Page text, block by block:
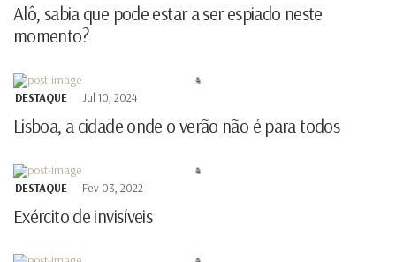
Alô, sabia que pode estar a ser espiado neste
momento?
DESTAQUE Jul 10, 2024
Lisboa, a cidade onde o verão não é para todos
DESTAQUE Fev 03, 2022
Exército de invisíveis